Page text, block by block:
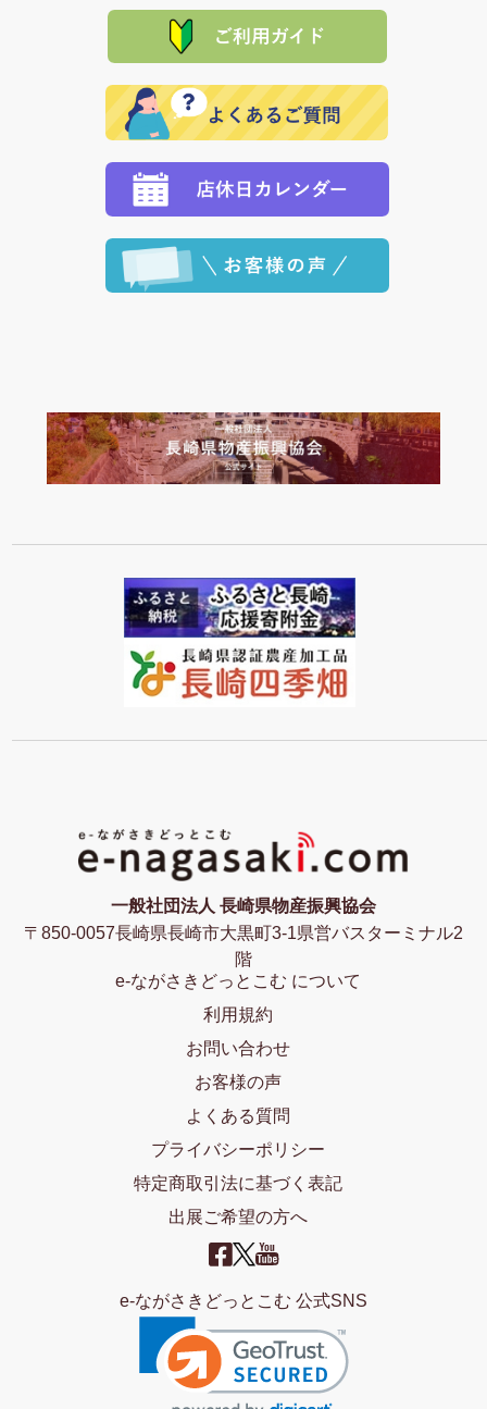
れの生産メーカーからお客様の元へ直送いたしますの
で、 それぞれ個別に送料が必要になります。
品代金を返金いたします。）
その際は誠に申し訳ありませんが、当協会までご注文
願いいたします。
た場合、お客様からの ご入金を確認した後で、商品を
※「クレジットカード」「PayPay」「楽天ペイ」を指
定された場合は、準備出来次第の便にてお送りいたし
ます。 （到着日指定をされている場合は、ご指定の日
程に合わせてお届けいたします。）
一般社団法人 長崎県物産振興協会
〒850-0057長崎県長崎市大黒町3-1県営バスターミナル2
階
e-ながさきどっとこむ について
利用規約
お問い合わせ
お客様の声
よくある質問
プライバシーポリシー
特定商取引法に基づく表記
出展ご希望の方へ
e-ながさきどっとこむ 公式SNS